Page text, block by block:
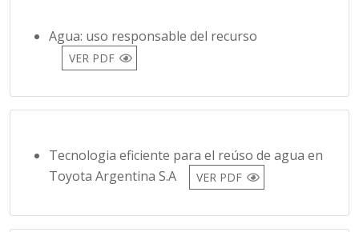
Agua: uso responsable del recurso
VER PDF
Tecnologia eficiente para el reúso de agua en
Toyota Argentina S.A
VER PDF